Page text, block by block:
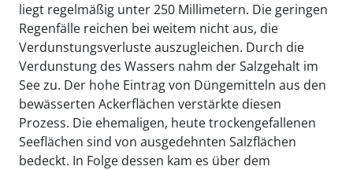
liegt regelmäßig unter 250 Millimetern. Die geringen
Regenfälle reichen bei weitem nicht aus, die
Verdunstungsverluste auszugleichen. Durch die
Verdunstung des Wassers nahm der Salzgehalt im
See zu. Der hohe Eintrag von Düngemitteln aus den
bewässerten Ackerflächen verstärkte diesen
Prozess. Die ehemaligen, heute trockengefallenen
Seeflächen sind von ausgedehnten Salzflächen
bedeckt. In Folge dessen kam es über dem